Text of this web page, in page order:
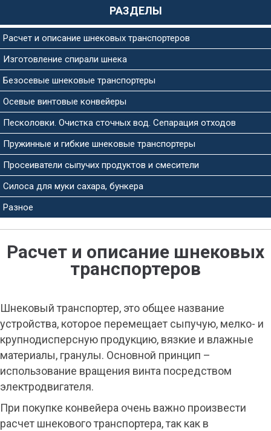
РАЗДЕЛЫ
Расчет и описание шнековых транспортеров
Изготовление спирали шнека
Безосевые шнековые транспортеры
Осевые винтовые конвейеры
Песколовки. Очистка сточных вод. Сепарация отходов
Пружинные и гибкие шнековые транспортеры
Просеиватели сыпучих продуктов и смесители
Силоса для муки сахара, бункера
Разное
Расчет и описание шнековых
транспортеров
Шнековый транспортер, это общее название
устройства, которое перемещает сыпучую, мелко- и
крупнодисперсную продукцию, вязкие и влажные
материалы, гранулы. Основной принцип –
использование вращения винта посредством
электродвигателя.
При покупке конвейера очень важно произвести
расчет шнекового транспортера, так как в